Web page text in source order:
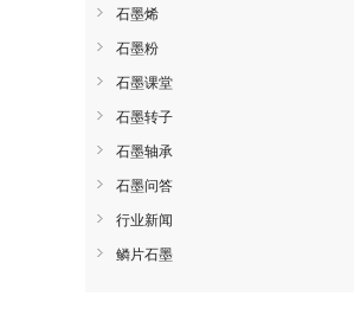
石墨烯
石墨粉
石墨课堂
石墨转子
石墨轴承
石墨问答
行业新闻
鳞片石墨